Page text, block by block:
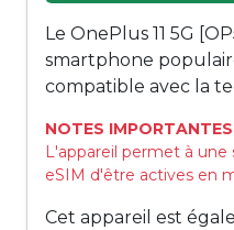
Le OnePlus 11 5G
smartphone
compatible avec la
NOTES
L'appareil permet à une
eSIM d'être actives en
Cet appareil est